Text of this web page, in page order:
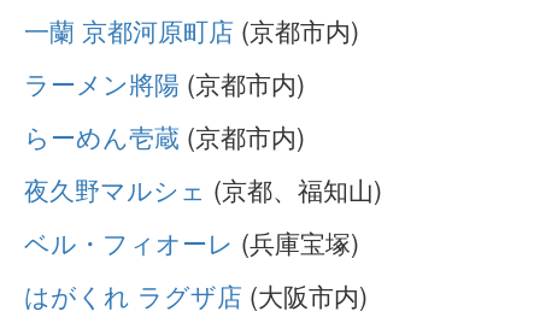
一蘭 京都河原町店 (京都市内)
ラーメン將陽 (京都市内)
らーめん壱蔵 (京都市内)
夜久野マルシェ (京都、福知山)
ベル・フィオーレ (兵庫宝塚)
はがくれ ラグザ店 (大阪市内)